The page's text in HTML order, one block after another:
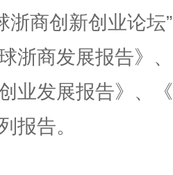
浙商创新创业论
浙商发展报告》
业发展报告》、
报告。